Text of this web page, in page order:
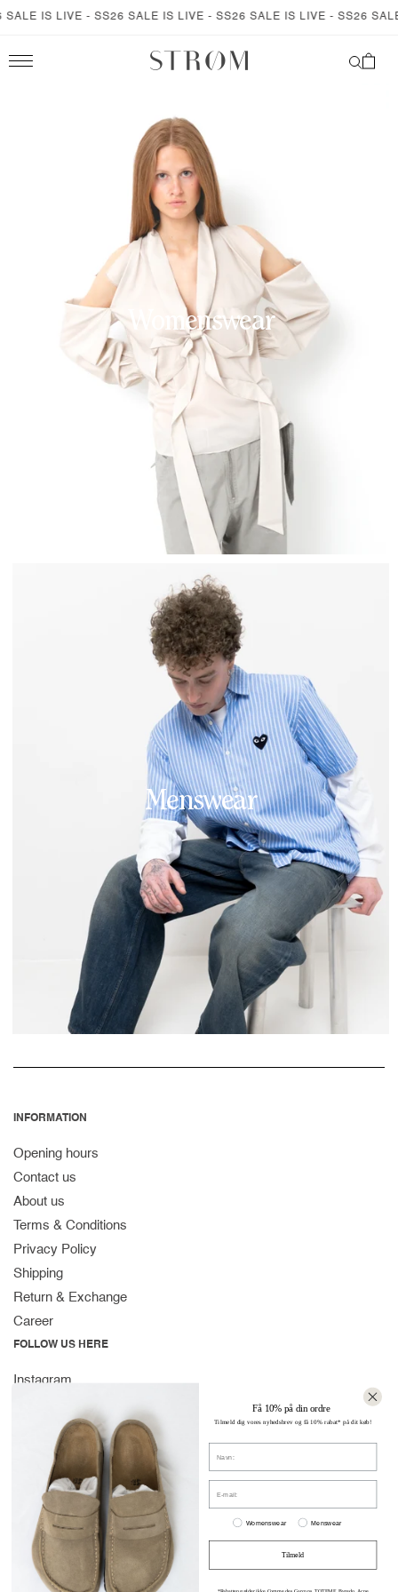
SKIP TO
IS LIVE - SS26 SALE IS LIVE - SS26 SALE IS LIVE - SS26
Cart
Womenswear
Menswear
INFORMATION
Opening hours
Contact us
About us
Terms & Conditions
Privacy Policy
Shipping
Return & Exchange
Career
FOLLOW US HERE
Instagram
CONTACT
Strandvejen 169A
2900 Hellerup
Denmark
(+45) 39 30 39 89
info@stromstore.dk
Få 10% på din ordre
Tilmeld dig vores nyhedsbrev og få 10% rabat* på dit køb!
Women or men
Womenswear Menswear
Tilmeld